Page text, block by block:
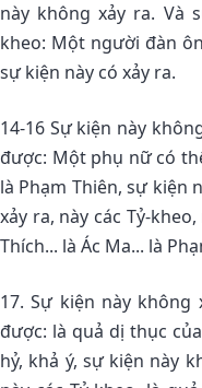
này không xảy ra. Và
kheo: Một người đàn
sự kiện này có xảy ra.
14-16 Sự kiện này
được: Một phụ nữ có
là Phạm Thiên, sự kiện
xảy ra, này các Tỷ-
Thích... là Ác Ma... là
17. Sự kiện này không
được: là quả dị thục
hỷ, khả ý, sự kiện này